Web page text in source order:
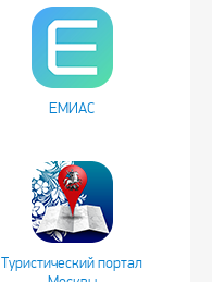
ЕМИАС
Туристический портал